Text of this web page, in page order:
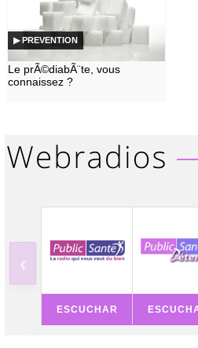
▶ PREVENTION
Le prÃ©diabÃ¨te, vous
connaissez ?
‹
ESCUCHAR